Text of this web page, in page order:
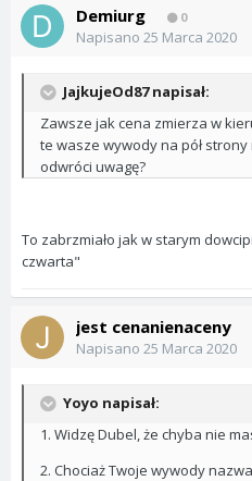
Demiurg 0
Napisano 25 Marca 2020
JajkujeOd87 napisał:
Zawsze jak cena zmierza w
te wasze wywody na pół
odwróci uwagę?
To zabrzmiało jak w starym
czwarta"
jest cenanienaceny
Napisano 25 Marca 2020
Yoyo napisał:
1. Widzę Dubel, że chyba nie
2. Chociaż Twoje wywody